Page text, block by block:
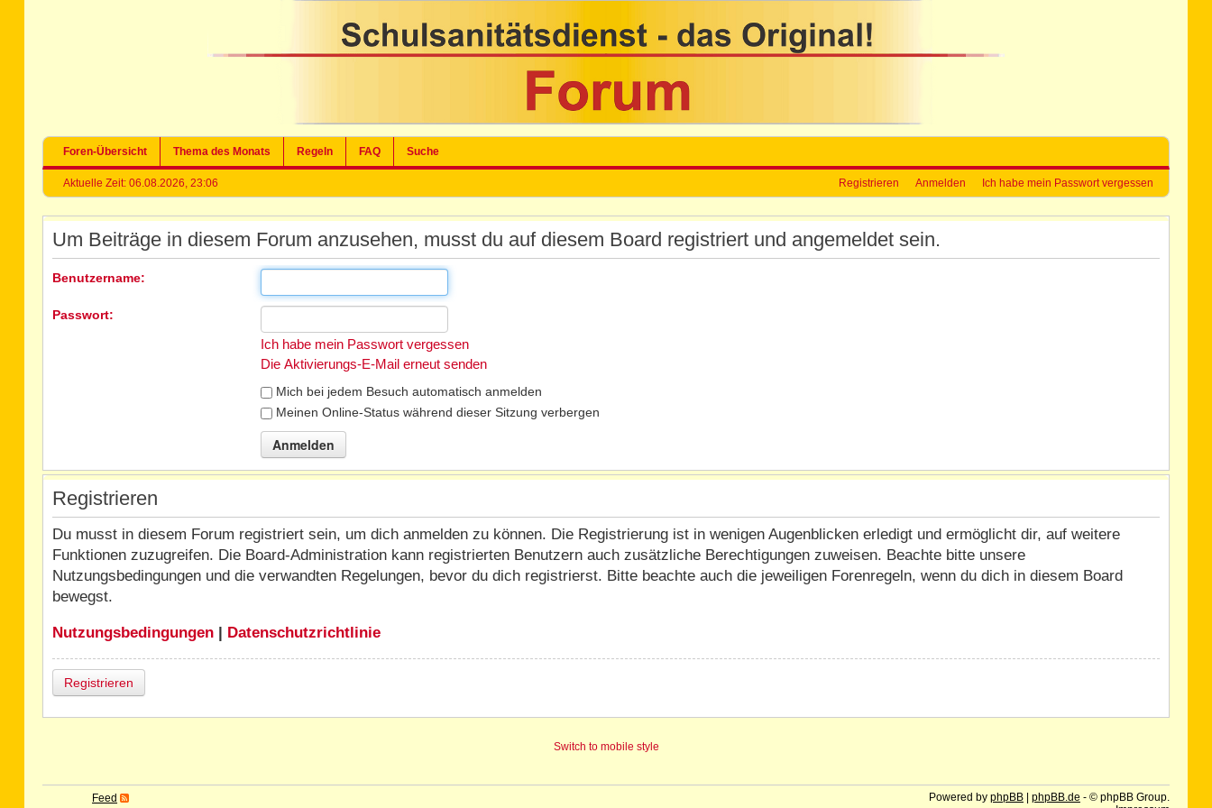
Foren-Übersicht Thema des Monats Regeln FAQ Suche
Aktuelle Zeit: 06.08.2026, 23:06 Registrieren Anmelden Ich habe mein Passwort vergessen
Um Beiträge in diesem Forum anzusehen, musst du auf diesem Board registriert und angemeldet sein.
Benutzername:
Passwort:
Ich habe mein Passwort vergessen
Die Aktivierungs-E-Mail erneut senden
Mich bei jedem Besuch automatisch anmelden
Meinen Online-Status während dieser Sitzung verbergen
Registrieren
Du musst in diesem Forum registriert sein, um dich anmelden zu können. Die Registrierung ist in wenigen Augenblicken erledigt und ermöglicht dir, auf weitere
Funktionen zuzugreifen. Die Board-Administration kann registrierten Benutzern auch zusätzliche Berechtigungen zuweisen. Beachte bitte unsere
Nutzungsbedingungen und die verwandten Regelungen, bevor du dich registrierst. Bitte beachte auch die jeweiligen Forenregeln, wenn du dich in diesem Board
bewegst.
Nutzungsbedingungen | Datenschutzrichtlinie
Registrieren
Switch to mobile style
Feed
Powered by phpBB| phpBB.de - © phpBB Group.